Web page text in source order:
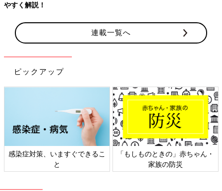
連載一覧へ
ピックアップ
日本外来小児科学会リーフレッ
ト検討会
六星占術 細木かおりさんの人生
相談